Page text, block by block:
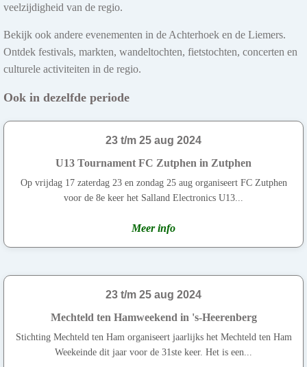
veelzijdigheid van de regio.
Bekijk ook andere evenementen in de Achterhoek en de Liemers.
Ontdek festivals, markten, wandeltochten, fietstochten, concerten en
culturele activiteiten in de regio.
Ook in dezelfde periode
23 t/m 25 aug 2024
U13 Tournament FC Zutphen in Zutphen
Op vrijdag 17 zaterdag 23 en zondag 25 aug organiseert FC Zutphen
voor de 8e keer het Salland Electronics U13...
Meer info
23 t/m 25 aug 2024
Mechteld ten Hamweekend in 's-Heerenberg
Stichting Mechteld ten Ham organiseert jaarlijks het Mechteld ten Ham
Weekeinde dit jaar voor de 31ste keer. Het is een...